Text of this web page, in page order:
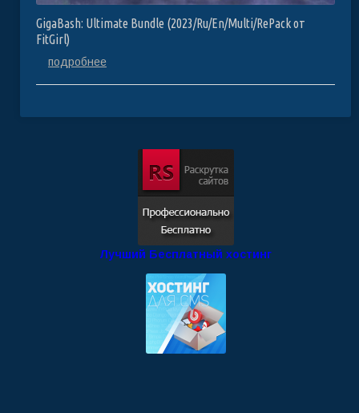
GigaBash: Ultimate Bundle (2023/Ru/En/Multi/RePack от
FitGirl)
подробнее
Лучший Бесплатный хостинг